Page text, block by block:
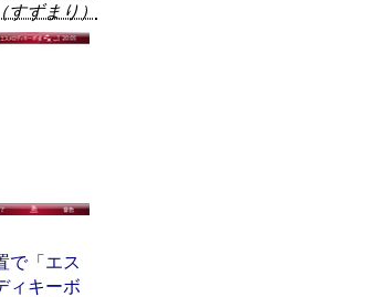
（すずまり）
で「エス
ィキーボ